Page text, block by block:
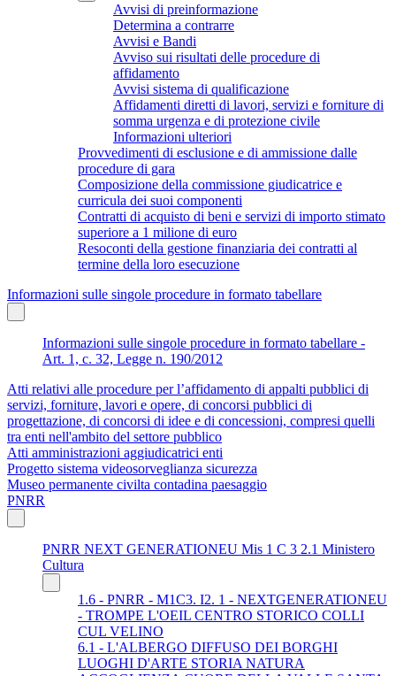
Avvisi di preinformazione
Determina a contrarre
Avvisi e Bandi
Avviso sui risultati delle procedure di
affidamento
Avvisi sistema di qualificazione
Affidamenti diretti di lavori, servizi e forniture di
somma urgenza e di protezione civile
Informazioni ulteriori
Provvedimenti di esclusione e di ammissione dalle
procedure di gara
Composizione della commissione giudicatrice e
curricula dei suoi componenti
Contratti di acquisto di beni e servizi di importo stimato
superiore a 1 milione di euro
Resoconti della gestione finanziaria dei contratti al
termine della loro esecuzione
Informazioni sulle singole procedure in formato tabellare
Informazioni sulle singole procedure in formato tabellare -
Art. 1, c. 32, Legge n. 190/2012
Atti relativi alle procedure per l’affidamento di appalti pubblici di
servizi, forniture, lavori e opere, di concorsi pubblici di
progettazione, di concorsi di idee e di concessioni, compresi quelli
tra enti nell'ambito del settore pubblico
Atti amministrazioni aggiudicatrici enti
Progetto sistema videosorveglianza sicurezza
Museo permanente civilta contadina paesaggio
PNRR
PNRR NEXT GENERATIONEU Mis 1 C 3 2.1 Ministero
Cultura
1.6 - PNRR - M1C3. I2. 1 - NEXTGENERATIONEU
- TROMPE L'OEIL CENTRO STORICO COLLI
CUL VELINO
6.1 - L'ALBERGO DIFFUSO DEI BORGHI
LUOGHI D'ARTE STORIA NATURA